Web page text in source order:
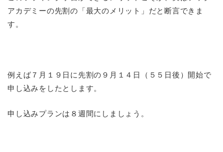
アカデミーの先割の「最大のメリット」だと断言できま
す。
例えば７月１９日に先割の９月１４日（５５日後）開始で
申し込みをしたとします。
申し込みプランは８週間にしましょう。